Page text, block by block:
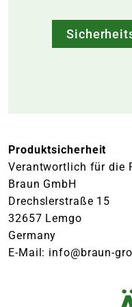
Produktsicherheit
Verantwortlich für die
Braun GmbH
Drechslerstraße 15
32657 Lemgo
Germany
E-Mail: info@braun-